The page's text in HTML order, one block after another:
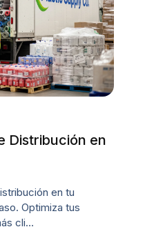
Distribución en
en tu
Optimiza tus
cli…